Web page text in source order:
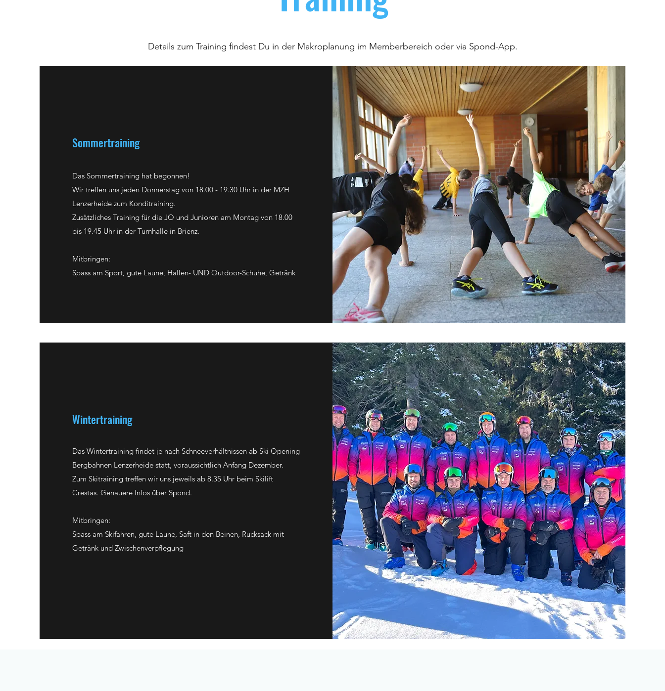
Details zum Training findest Du in der Makroplanung im Memberbereich oder via Spond-App.
Sommertraining
Das Sommertraining hat begonnen!
Wir treffen uns jeden Donnerstag von 18.00 - 19.30 Uhr in der MZH
Lenzerheide zum Konditraining.
Zusätzliches Training für die JO und Junioren am Montag von 18.00
bis 19.45 Uhr in der Turnhalle in Brienz.
Mitbringen:
Spass am Sport, gute Laune, Hallen- UND Outdoor-Schuhe, Getränk
Wintertraining
Das Wintertraining findet je nach Schneeverhältnissen ab Ski Opening
Bergbahnen Lenzerheide statt, voraussichtlich Anfang Dezember.
Zum Skitraining treffen wir uns jeweils ab 8.35 Uhr beim Skilift
Crestas. Genauere Infos über Spond.
Mitbringen:
Spass am Skifahren, gute Laune, Saft in den Beinen, Rucksack mit
Getränk und Zwischenverpflegung